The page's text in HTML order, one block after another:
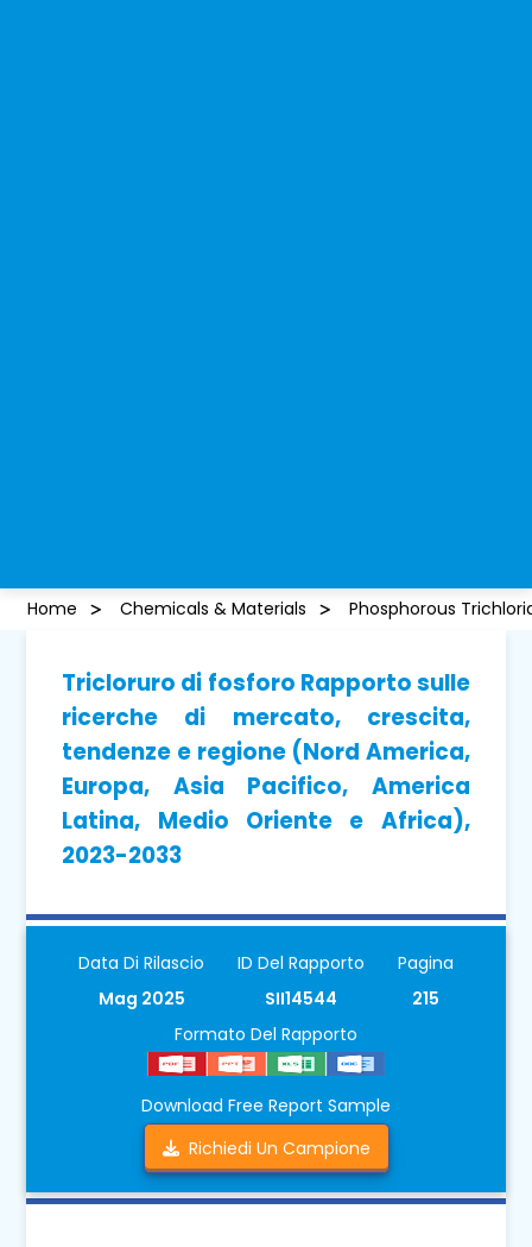
Home Chemicals & Materials Phosphorous
Tricloruro di fosforo Rapporto sulle
ricerche di mercato, crescita,
tendenze e regione (Nord America,
Europa, Asia Pacifico, America
Latina, Medio Oriente e Africa),
2023-2033
Data Di Rilascio
Mag 2025
ID Del Rapporto
SII14544
Pagina
215
Formato Del Rapporto
Download Free Report Sample
Richiedi Un Campione